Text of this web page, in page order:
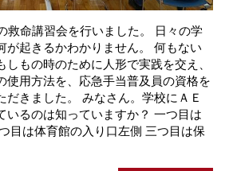
救命講習会を行いました。 日々の学
が起きるかわかりません。 何もない
しもの時のために人形で実践を交え、
使用方法を、応急手当普及員の資格を
だきました。 みなさん。学校にＡＥ
いるのは知っていますか？ 一つ目は
目は体育館の入り口左側 三つ目は保